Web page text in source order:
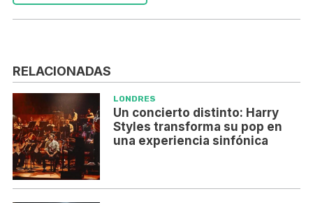
RELACIONADAS
LONDRES
Un concierto distinto: Harry
Styles transforma su pop en
una experiencia sinfónica